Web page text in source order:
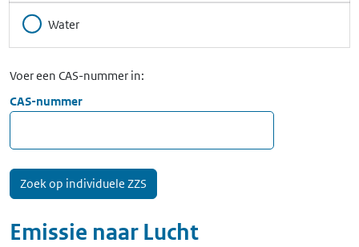
Water
Voer een CAS-nummer in:
CAS-nummer
Emissie naar Lucht